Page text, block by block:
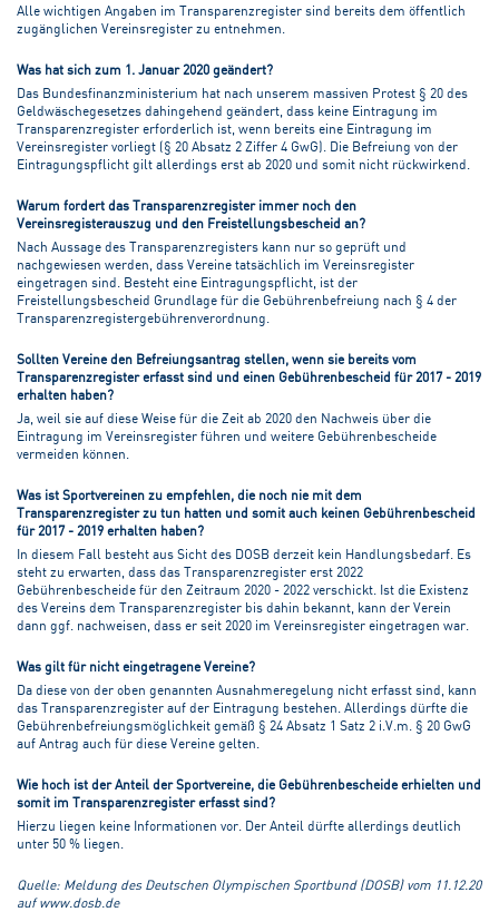
Alle wichtigen Angaben im Transparenzregister sind bereits dem öffentlich
zugänglichen Vereinsregister zu entnehmen.
Was hat sich zum 1. Januar 2020 geändert?
Das Bundesfinanzministerium hat nach unserem massiven Protest § 20 des
Geldwäschegesetzes dahingehend geändert, dass keine Eintragung im
Transparenzregister erforderlich ist, wenn bereits eine Eintragung im
Vereinsregister vorliegt (§ 20 Absatz 2 Ziffer 4 GwG). Die Befreiung von der
Eintragungspflicht gilt allerdings erst ab 2020 und somit nicht rückwirkend.
Warum fordert das Transparenzregister immer noch den
Vereinsregisterauszug und den Freistellungsbescheid an?
Nach Aussage des Transparenzregisters kann nur so geprüft und
nachgewiesen werden, dass Vereine tatsächlich im Vereinsregister
eingetragen sind. Besteht eine Eintragungspflicht, ist der
Freistellungsbescheid Grundlage für die Gebührenbefreiung nach § 4 der
Transparenzregistergebührenverordnung.
Sollten Vereine den Befreiungsantrag stellen, wenn sie bereits vom
Transparenzregister erfasst sind und einen Gebührenbescheid für 2017 - 2019
erhalten haben?
Ja, weil sie auf diese Weise für die Zeit ab 2020 den Nachweis über die
Eintragung im Vereinsregister führen und weitere Gebührenbescheide
vermeiden können.
Was ist Sportvereinen zu empfehlen, die noch nie mit dem
Transparenzregister zu tun hatten und somit auch keinen Gebührenbescheid
für 2017 - 2019 erhalten haben?
In diesem Fall besteht aus Sicht des DOSB derzeit kein Handlungsbedarf. Es
steht zu erwarten, dass das Transparenzregister erst 2022
Gebührenbescheide für den Zeitraum 2020 - 2022 verschickt. Ist die Existenz
des Vereins dem Transparenzregister bis dahin bekannt, kann der Verein
dann ggf. nachweisen, dass er seit 2020 im Vereinsregister eingetragen war.
Was gilt für nicht eingetragene Vereine?
Da diese von der oben genannten Ausnahmeregelung nicht erfasst sind, kann
das Transparenzregister auf der Eintragung bestehen. Allerdings dürfte die
Gebührenbefreiungsmöglichkeit gemäß § 24 Absatz 1 Satz 2 i.V.m. § 20 GwG
auf Antrag auch für diese Vereine gelten.
Wie hoch ist der Anteil der Sportvereine, die Gebührenbescheide erhielten und
somit im Transparenzregister erfasst sind?
Hierzu liegen keine Informationen vor. Der Anteil dürfte allerdings deutlich
unter 50 % liegen.
Quelle: Meldung des Deutschen Olympischen Sportbund (DOSB) vom 11.12.20
auf www.dosb.de